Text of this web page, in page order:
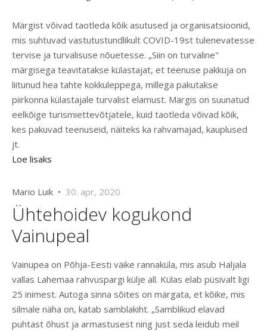
Märgist võivad taotleda kõik asutused ja organisatsioonid,
mis suhtuvad vastutustundlikult COVID-19st tulenevatesse
tervise ja turvalisuse nõuetesse. „Siin on turvaline"
märgisega teavitatakse külastajat, et teenuse pakkuja on
liitunud hea tahte kokkuleppega, millega pakutakse
piirkonna külastajale turvalist elamust. Märgis on suunatud
eelkõige turismiettevõtjatele, kuid taotleda võivad kõik,
kes pakuvad teenuseid, näiteks ka rahvamajad, kauplused
jt.
Loe lisaks
Mario Luik • 30. apr, 2020
Ühtehoidev kogukond
Vainupeal
Vainupea on Põhja-Eesti väike rannaküla, mis asub Haljala
vallas Lahemaa rahvuspargi külje all. Külas elab püsivalt ligi
25 inimest. Autoga sinna sõites on märgata, et kõike, mis
silmale näha on, katab samblakiht. „Samblikud elavad
puhtast õhust ja armastusest ning just seda leidub meil